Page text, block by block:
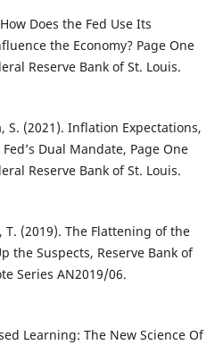
Does the Fed Use Its
the Economy? Page One
Reserve Bank of St. Louis.
S. (2021). Inflation Expectations,
Dual Mandate, Page One
Reserve Bank of St. Louis.
T. (2019). The Flattening of the
the Suspects, Reserve Bank of
Series AN2019/06.
Learning: The New Science Of